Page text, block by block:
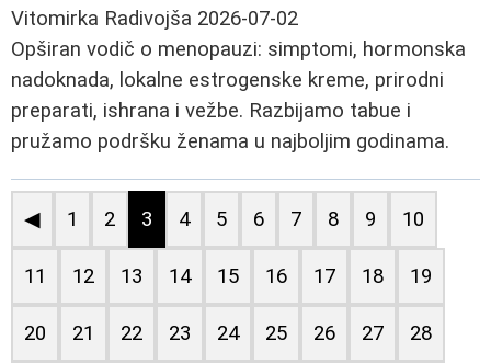
Vitomirka Radivojša 2026-07-02
Opširan vodič o menopauzi: simptomi, hormonska
nadoknada, lokalne estrogenske kreme, prirodni
preparati, ishrana i vežbe. Razbijamo tabue i
pružamo podršku ženama u najboljim godinama.
◀ 1 2 3 4 5 6 7 8 9 10
11 12 13 14 15 16 17 18 19
20 21 22 23 24 25 26 27 28